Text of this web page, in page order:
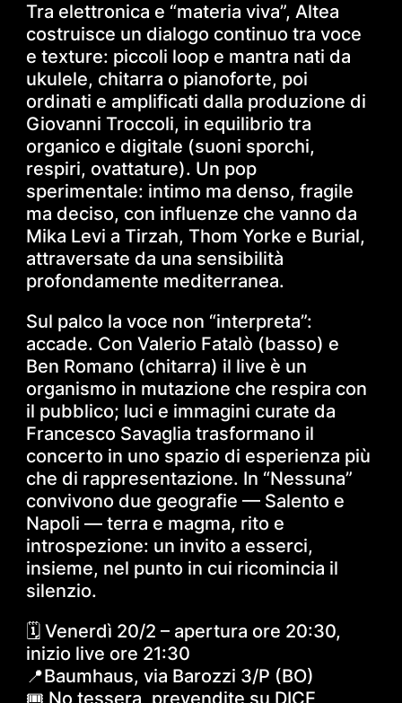
Tra elettronica e “materia viva”, Altea
costruisce un dialogo continuo tra voce
e texture: piccoli loop e mantra nati da
ukulele, chitarra o pianoforte, poi
ordinati e amplificati dalla produzione di
Giovanni Troccoli, in equilibrio tra
organico e digitale (suoni sporchi,
respiri, ovattature). Un pop
sperimentale: intimo ma denso, fragile
ma deciso, con influenze che vanno da
Mika Levi a Tirzah, Thom Yorke e Burial,
attraversate da una sensibilità
profondamente mediterranea.
Sul palco la voce non “interpreta”:
accade. Con Valerio Fatalò (basso) e
Ben Romano (chitarra) il live è un
organismo in mutazione che respira con
il pubblico; luci e immagini curate da
Francesco Savaglia trasformano il
concerto in uno spazio di esperienza più
che di rappresentazione. In “Nessuna”
convivono due geografie — Salento e
Napoli — terra e magma, rito e
introspezione: un invito a esserci,
insieme, nel punto in cui ricomincia il
silenzio.
🗓 Venerdì 20/2 – apertura ore 20:30,
inizio live ore 21:30
📍Baumhaus, via Barozzi 3/P (BO)
🎟 No tessera, prevendite su DICE